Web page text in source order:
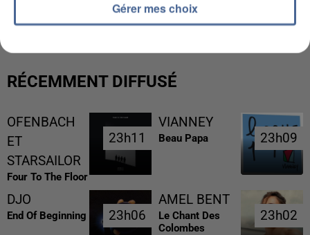
MAFIA INTERPELLÉ EN ALGÉRIE
RÉCEMMENT DIFFUSÉ
OFENBACH
ET
STARSAILOR
Four To The Floor
23h11
23h11
VIANNEY
Beau Papa 23h09
23h09
DJO
End Of Beginning 23h06
23h06
AMEL BENT
Le Chant Des
Colombes
23h02
23h02
Gérer mes choix